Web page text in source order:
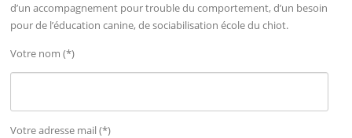
d’un accompagnement pour trouble du comportement, d’un besoin
pour de l’éducation canine, de sociabilisation école du chiot.
Votre nom (*)
Votre adresse mail (*)